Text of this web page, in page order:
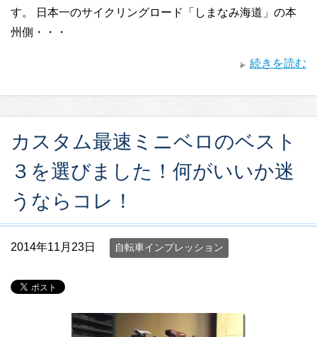
す。 日本一のサイクリングロード「しまなみ海道」の本
州側・・・
続きを読む
カスタム最速ミニベロのベスト
３を選びました！何がいいか迷
うならコレ！
2014年11月23日 自転車インプレッション